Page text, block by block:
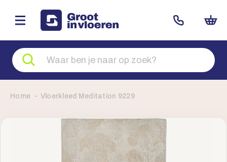
Zoeken
naar
producten
Home Vloerkleed Meditation 9229